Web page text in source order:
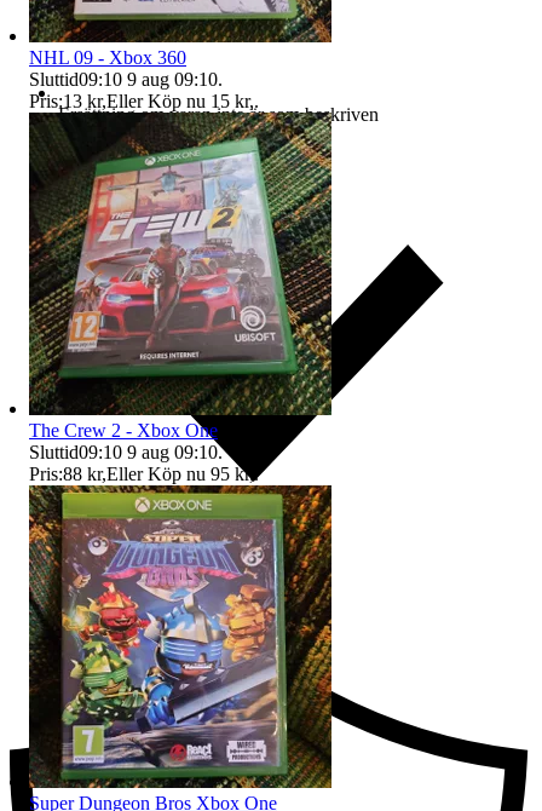
Ersättning om varan inte är som beskriven
Ersättning om du inte får din vara
NHL 09 - Xbox 360
Sluttid09:10 9 aug 09:10.
Pris:13 kr,Eller Köp nu 15 kr,.
The Crew 2 - Xbox One
Sluttid09:10 9 aug 09:10.
Pris:88 kr,Eller Köp nu 95 kr, .
Super Dungeon Bros Xbox One